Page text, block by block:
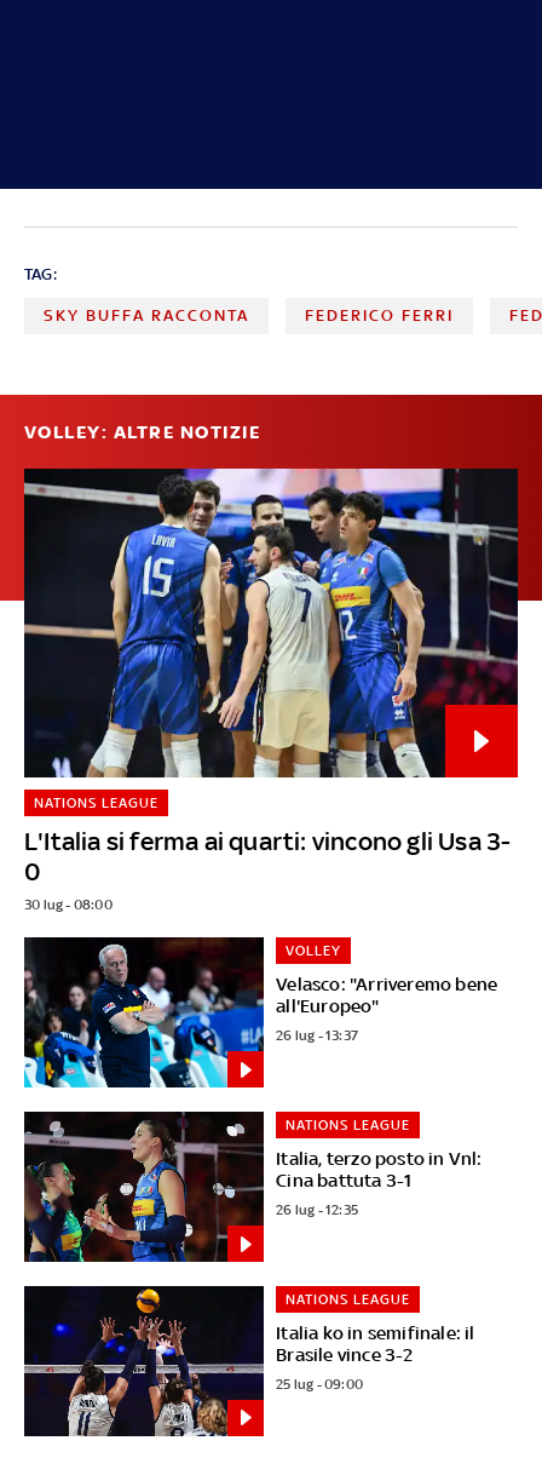
TAG:
SKY BUFFA RACCONTA FEDERICO FERRI
VOLLEY: ALTRE NOTIZIE
L'Italia si ferma ai quarti: vincono gli Usa 3-
0
NATIONS LEAGUE
30 lug - 08:00
Velasco: "Arriveremo bene
all'Europeo"
VOLLEY
26 lug - 13:37
Italia, terzo posto in Vnl:
Cina battuta 3-1
NATIONS LEAGUE
26 lug - 12:35
Italia ko in semifinale: il
Brasile vince 3-2
NATIONS LEAGUE
25 lug - 09:00